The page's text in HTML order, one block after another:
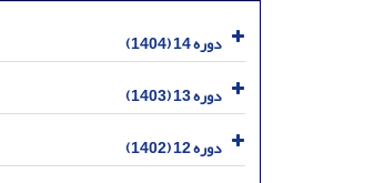
دوره 14 (1404)
دوره 13 (1403)
دوره 12 (1402)